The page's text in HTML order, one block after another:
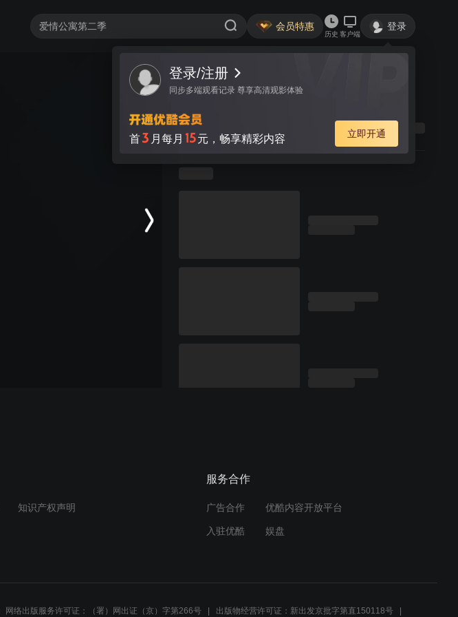
会员特惠
历史 客户端
登录
登录/注册
同步多端观看记录 尊享高清观影体验
首3 月每月 15元，畅享精彩内容 立即开通
知识产权声明
服务合作
广告合作 优酷内容开放平台
入驻优酷 娱盘
网络出版服务许可证：（署）网出证（京）字第266号 出版物经营许可证：新出发京批字第直150118号